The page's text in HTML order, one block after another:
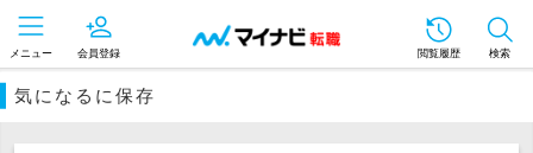
メニュー 会員登録 閲覧履歴 検索
気になるに保存